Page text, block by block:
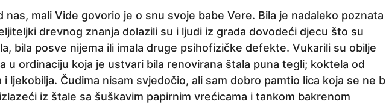
nas, mali Vide govorio je o snu svoje babe Vere. Bila je nadaleko poznata
drevnog znanja dolazili su i ljudi iz grada dovodeći djecu što su
bila posve nijema ili imala druge psihofizičke defekte. Vukarili su obilje
u ordinaciju koja je ustvari bila renovirana štala puna tegli; koktela od
i ljekobilja. Čudima nisam svjedočio, ali sam dobro pamtio lica koja se ne
iz štale sa šuškavim papirnim vrećicama i tankom bakrenom